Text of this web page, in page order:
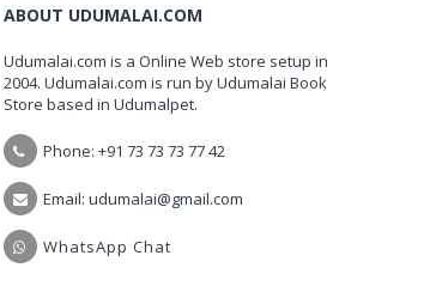
ABOUT UDUMALAI.COM
Udumalai.com is a Online Web store setup in
2004. Udumalai.com is run by Udumalai Book
Store based in Udumalpet.
Phone: +91 73 73 73 77 42
Email: udumalai@gmail.com
WhatsApp Chat